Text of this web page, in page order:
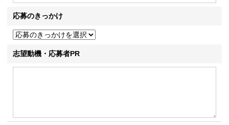
応募のきっかけ
志望動機・応募者PR